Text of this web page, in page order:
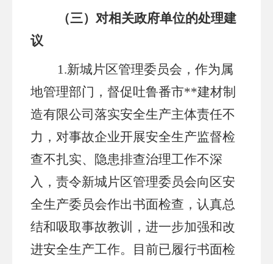
（三）对相关政府单位的处理建
议
1.新城片区管理委员会， 作为属
地管理部门 ， 督促吐鲁番市**建材制
造有限公司 落实安全生产主体责任不
力，对事故企业开展安全生产监督检
查不扎实、隐患排查治理工作不深
入，责令新城片区管理委员会向区安
全生产委员会作出书面检查，认真总
结和吸取事故教训，进一步加强和改
进安全生产工作。
目前已履行书面检